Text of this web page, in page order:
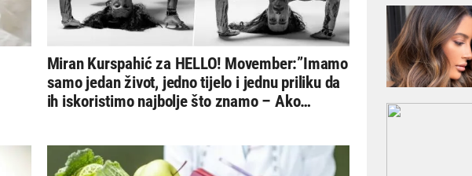
Miran Kurspahić za HELLO! Movember:”Imamo
samo jedan život, jedno tijelo i jednu priliku da
ih iskoristimo najbolje što znamo – Ako